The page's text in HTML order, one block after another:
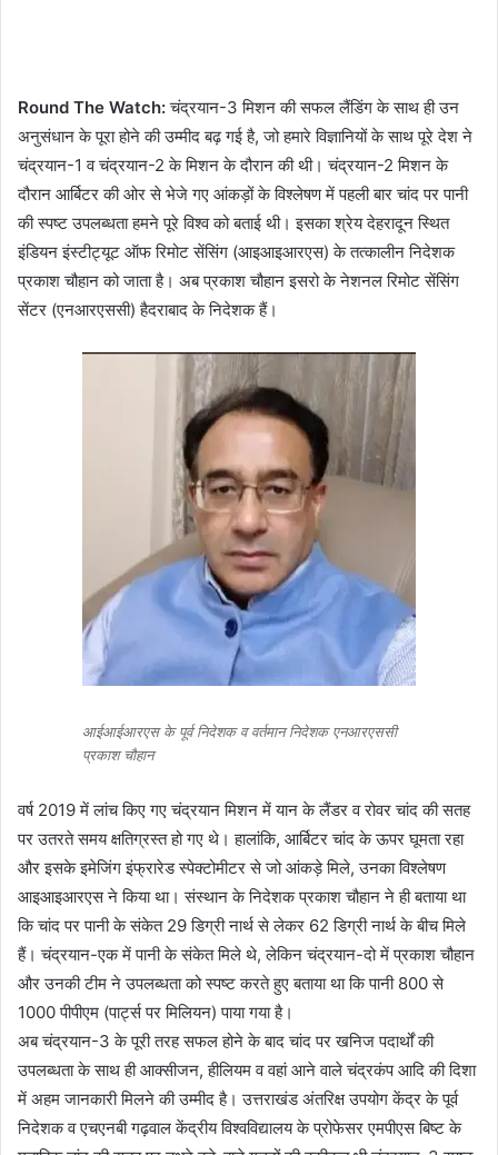
Round The Watch:चंद्रयान-3 मिशन की सफल लैंडिंग के साथ ही उन
अनुसंधान के पूरा होने की उम्मीद बढ़ गई है, जो हमारे विज्ञानियों के साथ पूरे देश ने
चंद्रयान-1 व चंद्रयान-2 के मिशन के दौरान की थी। चंद्रयान-2 मिशन के
दौरान आर्बिटर की ओर से भेजे गए आंकड़ों के विश्लेषण में पहली बार चांद पर पानी
की स्पष्ट उपलब्धता हमने पूरे विश्व को बताई थी। इसका श्रेय देहरादून स्थित
इंडियन इंस्टीट्यूट ऑफ रिमोट सेंसिंग (आइआइआरएस) के तत्कालीन निदेशक
प्रकाश चौहान को जाता है। अब प्रकाश चौहान इसरो के नेशनल रिमोट सेंसिंग
सेंटर (एनआरएससी) हैदराबाद के निदेशक हैं।
आईआईआरएस के पूर्व निदेशक व वर्तमान निदेशक एनआरएससी
प्रकाश चौहान
वर्ष 2019 में लांच किए गए चंद्रयान मिशन में यान के लैंडर व रोवर चांद की सतह
पर उतरते समय क्षतिग्रस्त हो गए थे। हालांकि, आर्बिटर चांद के ऊपर घूमता रहा
और इसके इमेजिंग इंफ्रारेड स्पेक्टोमीटर से जो आंकड़े मिले, उनका विश्लेषण
आइआइआरएस ने किया था। संस्थान के निदेशक प्रकाश चौहान ने ही बताया था
कि चांद पर पानी के संकेत 29 डिग्री नार्थ से लेकर 62 डिग्री नार्थ के बीच मिले
हैं। चंद्रयान-एक में पानी के संकेत मिले थे, लेकिन चंद्रयान-दो में प्रकाश चौहान
और उनकी टीम ने उपलब्धता को स्पष्ट करते हुए बताया था कि पानी 800 से
1000 पीपीएम (पार्ट्स पर मिलियन) पाया गया है।
अब चंद्रयान-3 के पूरी तरह सफल होने के बाद चांद पर खनिज पदार्थों की
उपलब्धता के साथ ही आक्सीजन, हीलियम व वहां आने वाले चंद्रकंप आदि की दिशा
में अहम जानकारी मिलने की उम्मीद है। उत्तराखंड अंतरिक्ष उपयोग केंद्र के पूर्व
निदेशक व एचएनबी गढ़वाल केंद्रीय विश्वविद्यालय के प्रोफेसर एमपीएस बिष्ट के